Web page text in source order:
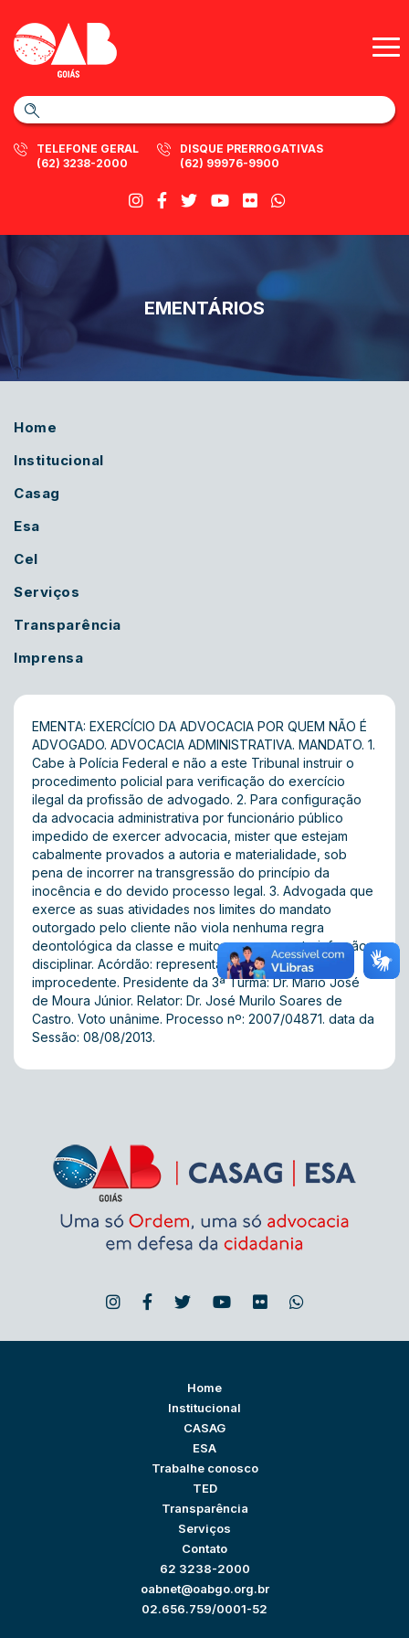
TELEFONE GERAL
(62) 3238-2000
DISQUE PRERROGATIVAS
(62) 99976-9900
EMENTÁRIOS
Home
Institucional
Casag
Esa
Cel
Serviços
Transparência
Imprensa
EMENTA: EXERCÍCIO DA ADVOCACIA POR QUEM NÃO É
ADVOGADO. ADVOCACIA ADMINISTRATIVA. MANDATO. 1.
Cabe à Polícia Federal e não a este Tribunal instruir o
procedimento policial para verificação do exercício
ilegal da profissão de advogado. 2. Para configuração
da advocacia administrativa por funcionário público
impedido de exercer advocacia, mister que estejam
cabalmente provados a autoria e materialidade, sob
pena de incorrer na transgressão do princípio da
inocência e do devido processo legal. 3. Advogada que
exerce as suas atividades nos limites do mandato
outorgado pelo cliente não viola nenhuma regra
deontológica da classe e muito menos comete infração
disciplinar. Acórdão: representação julgada
improcedente. Presidente da 3ª Turma: Dr. Mário José
de Moura Júnior. Relator: Dr. José Murilo Soares de
Castro. Voto unânime. Processo nº: 2007/04871. data da
Sessão: 08/08/2013.
Home
Institucional
CASAG
ESA
Trabalhe conosco
TED
Transparência
Serviços
Contato
62 3238-2000
oabnet@oabgo.org.br
02.656.759/0001-52